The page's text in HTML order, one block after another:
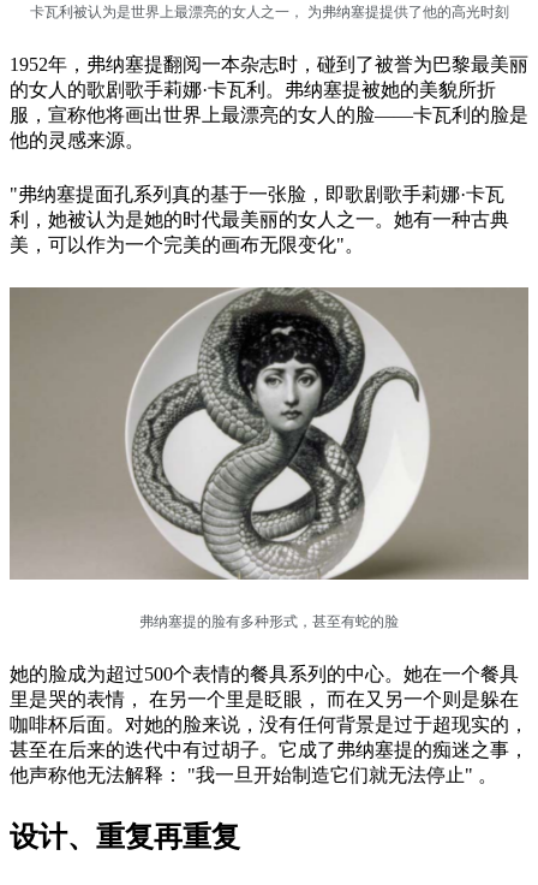
卡瓦利被认为是世界上最漂亮的女人之一， 为弗纳塞提提供了他的高光时刻
1952年，弗纳塞提翻阅一本杂志时，碰到了被誉为巴黎最美丽
的女人的歌剧歌手莉娜·卡瓦利。弗纳塞提被她的美貌所折
服，宣称他将画出世界上最漂亮的女人的脸——卡瓦利的脸是
他的灵感来源。
"弗纳塞提面孔系列真的基于一张脸，即歌剧歌手莉娜·卡瓦
利，她被认为是她的时代最美丽的女人之一。她有一种古典
美，可以作为一个完美的画布无限变化"。
弗纳塞提的脸有多种形式，甚至有蛇的脸
她的脸成为超过500个表情的餐具系列的中心。她在一个餐具
里是哭的表情， 在另一个里是眨眼， 而在又另一个则是躲在
咖啡杯后面。对她的脸来说，没有任何背景是过于超现实的，
甚至在后来的迭代中有过胡子。它成了弗纳塞提的痴迷之事，
他声称他无法解释： "我一旦开始制造它们就无法停止" 。
设计、重复再重复